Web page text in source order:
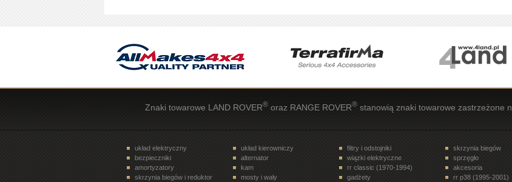
Znaki towarowe LAND ROVER®oraz RANGE ROVER®stanowią znaki towarowe zastrzeżone
układ elektryczny układ kierowniczy filtry i odstojniki
skrzynia biegów
bezpieczniki
alternator wiązki elektryczne
sprzęgło
amortyzatory
kam rr classic (1970-1994)
akcesoria
skrzynia biegów i reduktor
mosty i wały gadżety rr p38 (1995-2001)